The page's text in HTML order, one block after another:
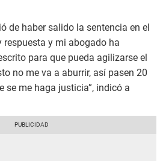
de haber salido la sentencia en el
respuesta y mi abogado ha
para que pueda agilizarse el
no me va a aburrir, así pasen 20
se me haga justicia”, indicó a